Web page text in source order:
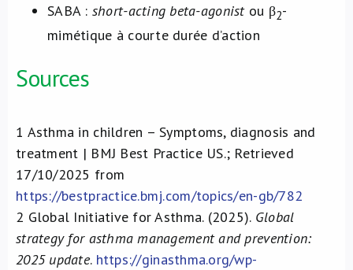
SABA : short-acting beta-agonistou β2-
mimétique à courte durée d’action
Sources
1 Asthma in children – Symptoms, diagnosis and
treatment | BMJ Best Practice US.; Retrieved
17/10/2025 from
https://bestpractice.bmj.com/topics/en-gb/782
2 Global Initiative for Asthma. (2025). Global
strategy for asthma management and prevention:
2025 update. https://ginasthma.org/wp-